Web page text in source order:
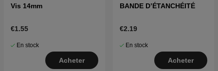
Vis 14mm
€1.55
En stock
Acheter
BANDE D’ÉTANCHÉITÉ
€2.19
En stock
Acheter